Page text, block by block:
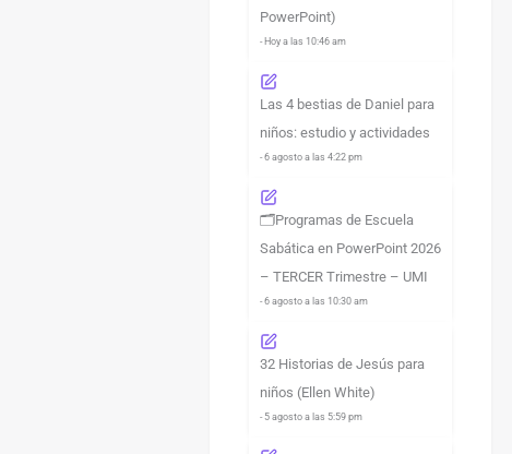
PowerPoint)
- Hoy a las 10:46 am
Las 4 bestias de Daniel para
niños: estudio y actividades
- 6 agosto a las 4:22 pm
🗂️Programas de Escuela
Sabática en PowerPoint 2026
– TERCER Trimestre – UMI
- 6 agosto a las 10:30 am
32 Historias de Jesús para
niños (Ellen White)
- 5 agosto a las 5:59 pm